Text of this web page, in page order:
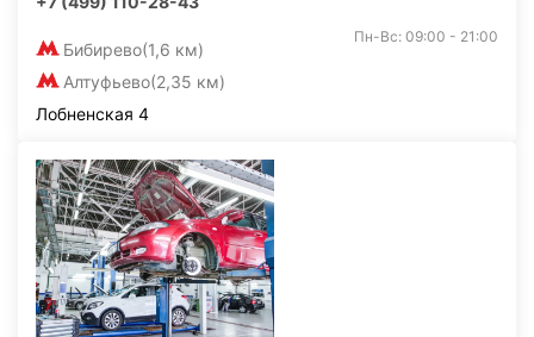
Бибирево(1,6 км)
Алтуфьево(2,35 км)
Пн-Вс: 09:00 - 21:00
Лобненская 4